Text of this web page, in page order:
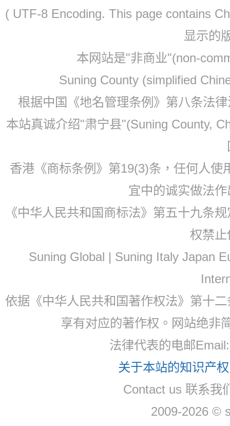
( UTF-8 Encoding. This page contains
显示的
本网站是"非商业"(non-
Suning County (simplified
根据中国《地名管理条例》第八条法
本站真诚介绍"肃宁县"(Suning County,
香港《商标条例》第19(3)条，任何人
宜中的诚实做法
《中华人民共和国商标法》第五十九条
权禁
Suning Global | Suning Italy Japan
依据《中华人民共和国著作权法》第十
享有对应的著作权。网站绝非
法律代表的电邮
关于本站的知识产
Contact us 联系我
2009-2026 ©